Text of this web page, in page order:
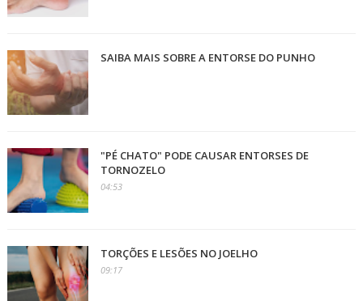
SAIBA MAIS SOBRE A ENTORSE DO PUNHO
"PÉ CHATO" PODE CAUSAR ENTORSES DE
TORNOZELO
04:53
TORÇÕES E LESÕES NO JOELHO
09:17